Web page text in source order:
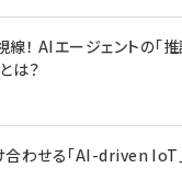
！ AIエージェントの「
は？
わせる「AI-driven IoT